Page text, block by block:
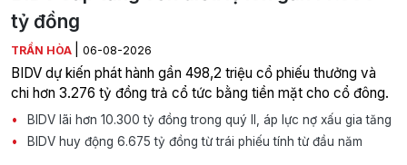
tỷ đồng
TRẦN HÒA 06-08-2026
BIDV dự kiến phát hành gần 498,2 triệu cổ phiếu thưởng và
chi hơn 3.276 tỷ đồng trả cổ tức bằng tiền mặt cho cổ đông.
BIDV lãi hơn 10.300 tỷ đồng trong quý II, áp lực nợ xấu gia tăng
BIDV huy động 6.675 tỷ đồng từ trái phiếu tính từ đầu năm